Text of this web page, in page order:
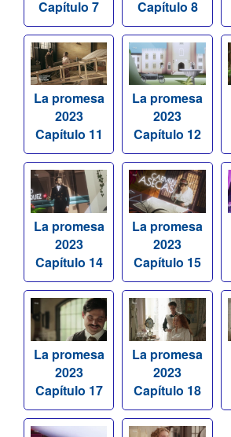
Capítulo 7
Capítulo 8
La promesa
2023
Capítulo 11
La promesa
2023
Capítulo 12
La promesa
2023
Capítulo 14
La promesa
2023
Capítulo 15
La promesa
2023
Capítulo 17
La promesa
2023
Capítulo 18